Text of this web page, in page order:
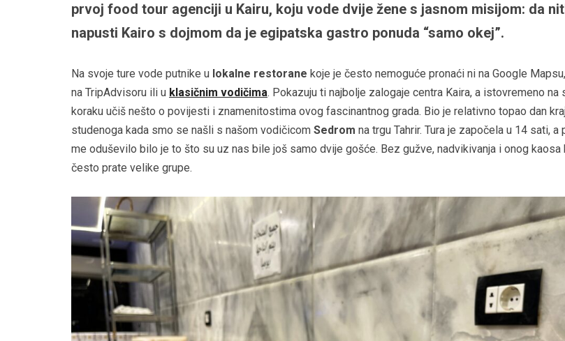
prvoj food tour agenciji u Kairu, koju vode dvije žene s jasnom misijom: da
napusti Kairo s dojmom da je egipatska gastro ponuda “samo okej”.
Na svoje ture vode putnike u lokalne restorane koje je često nemoguće pronaći ni na Google
na TripAdvisoru ili u klasičnim vodičima. Pokazuju ti najbolje zalogaje centra Kaira, a istovremeno na
koraku učiš nešto o povijesti i znamenitostima ovog fascinantnog grada. Bio je relativno topao dan
studenoga kada smo se našli s našom vodičicom Sedrom na trgu Tahrir. Tura je započela u 14 sati, a
me oduševilo bilo je to što su uz nas bile još samo dvije gošće. Bez gužve, nadvikivanja i onog kaosa
često prate velike grupe.